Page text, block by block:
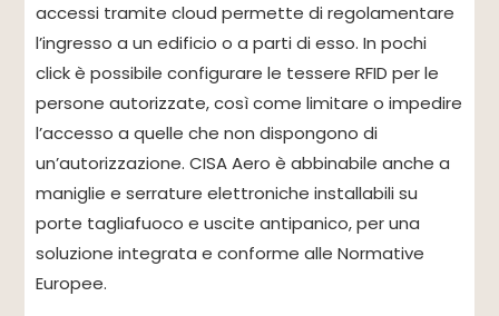
accessi tramite cloud permette di regolamentare
l’ingresso a un edificio o a parti di esso. In pochi
click è possibile configurare le tessere RFID per le
persone autorizzate, così come limitare o impedire
l’accesso a quelle che non dispongono di
un’autorizzazione. CISA Aero è abbinabile anche a
maniglie e serrature elettroniche installabili su
porte tagliafuoco e uscite antipanico, per una
soluzione integrata e conforme alle Normative
Europee.